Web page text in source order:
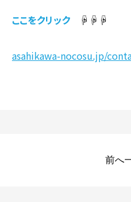
ここをクリック ☟☟☟
asahikawa-nocosu.jp/
前へ